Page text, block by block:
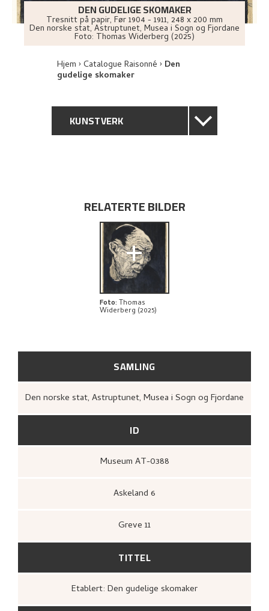
DEN GUDELIGE SKOMAKER
Tresnitt på papir, Før1904 - 1911, 248 x 200 mm
Den norske stat, Astruptunet, Musea i Sogn og Fjordane
Foto: Thomas Widerberg (2025)
Hjem Catalogue Raisonné Den
gudelige skomaker
KUNSTVERK
PROVENIENS
UTSTILLINGSHISTORIE
BIBLIOGRAFI
UTFORSK
SAMLING
Den norske stat, Astruptunet, Musea i Sogn og Fjordane
ID
Museum AT-0388
Askeland 6
Greve 11
TITTEL
Etablert: Den gudelige skomaker
RELATERTE BILDER
+
Foto: Thomas
Widerberg (2025)